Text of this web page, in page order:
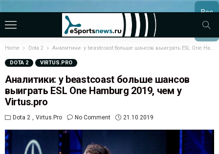
Все
МАТЧИ
Home Dota 2 Аналитики: у beastcoast больше шансов выиграть ESL One Hamburg 2019, чем у Virtus.pro
DOTA 2 VIRTUS.PRO
Аналитики: у beastcoast больше шансов
выиграть ESL One Hamburg 2019, чем у
Virtus.pro
Dota 2 Virtus.pro No Comment 21.10.2019